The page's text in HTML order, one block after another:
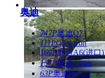
奥迪
747P奥迪Q7
111PQ5 e-tron
169P奥迪A6(进口)
157P奥迪e-tron
63P奥迪RS Q3